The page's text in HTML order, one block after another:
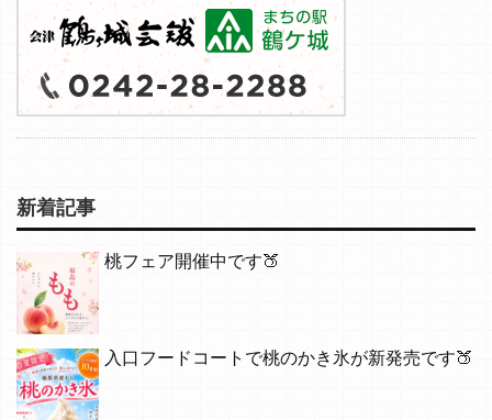
新着記事
桃フェア開催中です🍑
入口フードコートで桃のかき氷が新発売です🍑